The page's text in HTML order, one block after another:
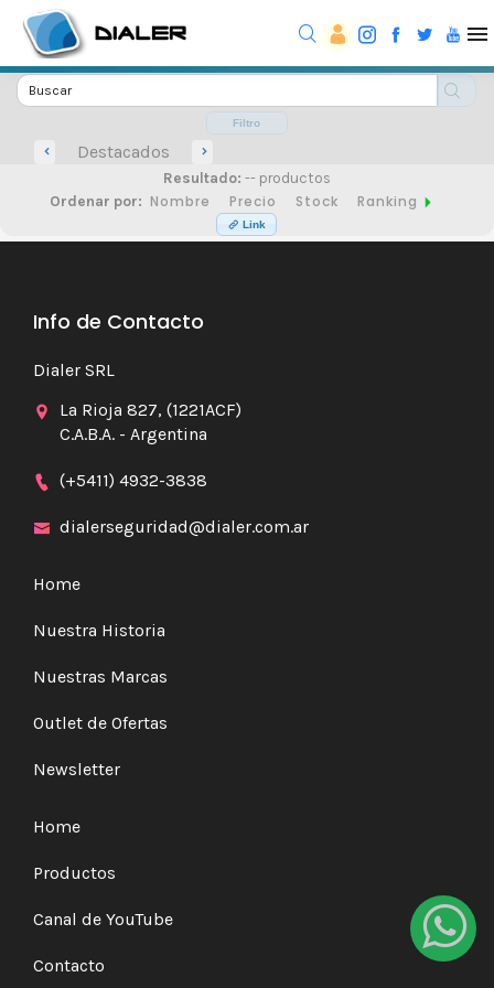
Filtro
Destacados
Resultado: -- productos
Ordenar por: Nombre Precio Stock Ranking
Link
Info de Contacto
Dialer SRL
La Rioja 827, (1221ACF)
C.A.B.A. - Argentina
(+5411) 4932-3838
dialerseguridad@dialer.com.ar
Home
Nuestra Historia
Nuestras Marcas
Outlet de Ofertas
Newsletter
Home
Productos
Canal de YouTube
Contacto